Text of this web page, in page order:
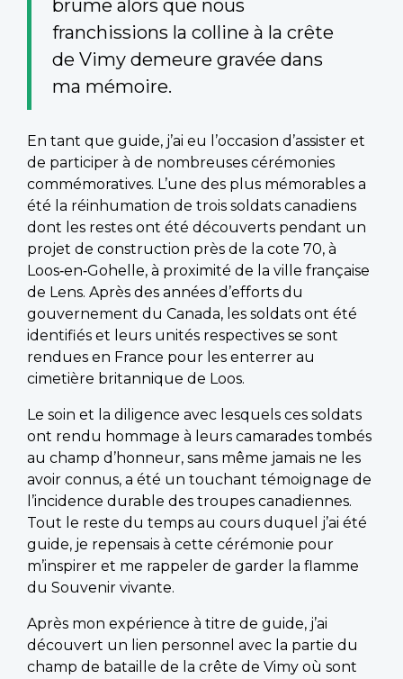
brume alors que nous
franchissions la colline à la crête
de Vimy demeure gravée dans
ma mémoire.
En tant que guide, j’ai eu l’occasion d’assister et
de participer à de nombreuses cérémonies
commémoratives. L’une des plus mémorables a
été la réinhumation de trois soldats canadiens
dont les restes ont été découverts pendant un
projet de construction près de la cote 70, à
Loos‑en‑Gohelle, à proximité de la ville française
de Lens. Après des années d’efforts du
gouvernement du Canada, les soldats ont été
identifiés et leurs unités respectives se sont
rendues en France pour les enterrer au
cimetière britannique de Loos.
Le soin et la diligence avec lesquels ces soldats
ont rendu hommage à leurs camarades tombés
au champ d’honneur, sans même jamais ne les
avoir connus, a été un touchant témoignage de
l’incidence durable des troupes canadiennes.
Tout le reste du temps au cours duquel j’ai été
guide, je repensais à cette cérémonie pour
m’inspirer et me rappeler de garder la flamme
du Souvenir vivante.
Après mon expérience à titre de guide, j’ai
découvert un lien personnel avec la partie du
champ de bataille de la crête de Vimy où sont